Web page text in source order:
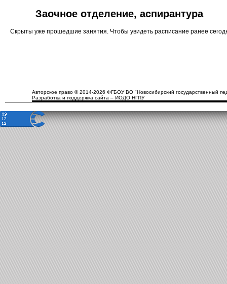
Заочное отделение, аспирантура
Скрыты уже прошедшие занятия. Чтобы увидеть расписание ранее
Авторское право © 2014-2026 ФГБОУ ВО "Новосибирский государственный
Разработка и поддержка сайта – ИОДО НГПУ